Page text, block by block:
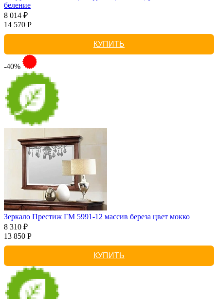
беление
8 014 ₽
14 570 Р
КУПИТЬ
-40%
Зеркало Престиж ГМ 5991-12 массив береза цвет мокко
8 310 ₽
13 850 Р
КУПИТЬ